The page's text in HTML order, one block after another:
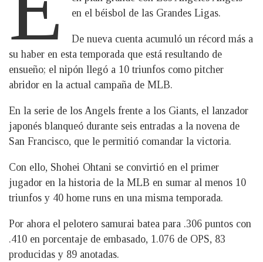
en el béisbol de las Grandes Ligas.
De nueva cuenta acumuló un récord más a
su haber en esta temporada que está resultando de
ensueño; el nipón llegó a 10 triunfos como pitcher
abridor en la actual campaña de MLB.
En la serie de los Angels frente a los Giants, el lanzador
japonés blanqueó durante seis entradas a la novena de
San Francisco, que le permitió comandar la victoria.
Con ello, Shohei Ohtani se convirtió en el primer
jugador en la historia de la MLB en sumar al menos 10
triunfos y 40 home runs en una misma temporada.
Por ahora el pelotero samurai batea para .306 puntos con
.410 en porcentaje de embasado, 1.076 de OPS, 83
producidas y 89 anotadas.